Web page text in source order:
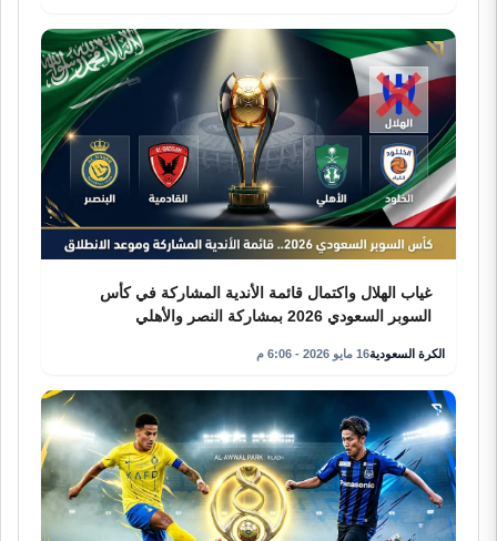
غياب الهلال واكتمال قائمة الأندية المشاركة في كأس
السوبر السعودي 2026 بمشاركة النصر والأهلي
الكرة السعودية16 مايو 2026 - 6:06 م